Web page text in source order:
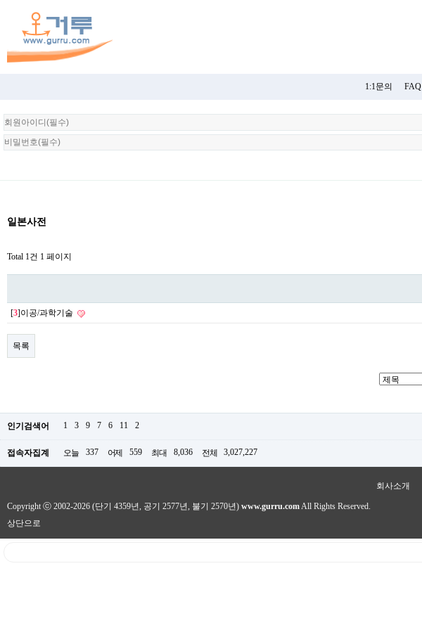
1:1문의 FAQ
회
원
로
일본사전
Total 1건 1 페이지
[3]이공/과학기술
목록
인기검색어 1 3 9 7 6 11 2
접속자집계 오늘 337 어제 559 최대 8,036 전체 3,027,227
회사소개
Copyright ⓒ 2002-2026 (단기 4359년, 공기 2577년, 불기 2570년) www.gurru.comAll Rights Reserved.
상단으로